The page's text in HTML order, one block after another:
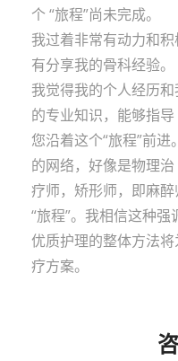
个 “旅程”尚未完成。
我过着非常有动力和
有分享我的骨科经验。
我觉得我的个人经历
的专业知识，能够指导
您沿着这个“旅程”前
的网络，好像是物理治
疗师，矫形师，即麻
“旅程”。我相信这种强
优质护理的整体方法
疗方案。